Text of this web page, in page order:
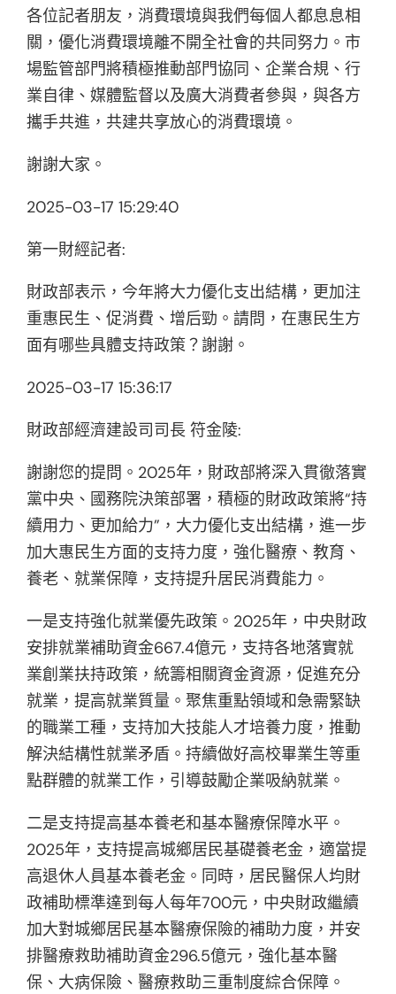
各位記者朋友，消費環境與我們每個人都息息相
關，優化消費環境離不開全社會的共同努力。市
場監管部門將積極推動部門協同、企業合規、行
業自律、媒體監督以及廣大消費者參與，與各方
攜手共進，共建共享放心的消費環境。
謝謝大家。
2025-03-17 15:29:40
第一財經記者:
財政部表示，今年將大力優化支出結構，更加注
重惠民生、促消費、增后勁。請問，在惠民生方
面有哪些具體支持政策？謝謝。
2025-03-17 15:36:17
財政部經濟建設司司長 符金陵:
謝謝您的提問。2025年，財政部將深入貫徹落實
黨中央、國務院決策部署，積極的財政政策將“持
續用力、更加給力”，大力優化支出結構，進一步
加大惠民生方面的支持力度，強化醫療、教育、
養老、就業保障，支持提升居民消費能力。
一是支持強化就業優先政策。2025年，中央財政
安排就業補助資金667.4億元，支持各地落實就
業創業扶持政策，統籌相關資金資源，促進充分
就業，提高就業質量。聚焦重點領域和急需緊缺
的職業工種，支持加大技能人才培養力度，推動
解決結構性就業矛盾。持續做好高校畢業生等重
點群體的就業工作，引導鼓勵企業吸納就業。
二是支持提高基本養老和基本醫療保障水平。
2025年，支持提高城鄉居民基礎養老金，適當提
高退休人員基本養老金。同時，居民醫保人均財
政補助標準達到每人每年700元，中央財政繼續
加大對城鄉居民基本醫療保險的補助力度，并安
排醫療救助補助資金296.5億元，強化基本醫
保、大病保險、醫療救助三重制度綜合保障。